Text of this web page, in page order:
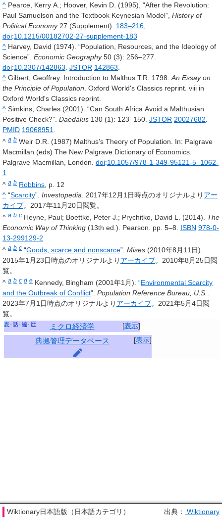
^ Pearce, Kerry A.; Hoover, Kevin D. (1995), “After the Revolution:
Paul Samuelson and the Textbook Keynesian Model”, History of
Political Economy 27 (Supplement): 183–216,
doi:10.1215/00182702-27-supplement-183
^ Harvey, David (1974). “Population, Resources, and the Ideology of
Science”. Economic Geography 50 (3): 256–277.
doi:10.2307/142863. JSTOR 142863.
^ Gilbert, Geoffrey. Introduction to Malthus T.R. 1798.An Essay on
the Principle of Population. Oxford World's Classics reprint. viii in
Oxford World's Classics reprint.
^ Simkins, Charles (2001). “Can South Africa Avoid a Malthusian
Positive Check?”. Daedalus 130 (1): 123–150. JSTOR 20027682.
PMID 19068951.
^ a b Weir D.R. (1987) Malthus's Theory of Population. In: Palgrave
Macmillan (eds) The New Palgrave Dictionary of Economics.
Palgrave Macmillan, London. doi:10.1057/978-1-349-95121-5_1062-
1
^ a b Robbins, p. 12
^ “Scarcity”. Investopedia. 2017年12月1日時点のオリジナルより アー
カイブ。2017年11月20日閲覧。
^ a b c Heyne, Paul; Boettke, Peter J.; Prychitko, David L. (2014). The
Economic Way of Thinking (13th ed.). Pearson. pp. 5–8. ISBN 978-0-
13-299129-2
^ a b c “Goods, scarce and nonscarce”. Mises (2010年8月11日).
2015年1月23日時点のオリジナルより アーカイブ。2010年8月25日閲
覧。
^ a b c d e Kennedy, Bingham (2001年1月). “Environmental Scarcity
and the Outbreak of Conflict”. Population Reference Bureau, U.S..
2023年7月1日時点のオリジナルより アーカイブ。2021年5月4日閲
覧。
[表示]
表 話 編 歴 ミクロ経済学
[表示]
典拠管理データベース
Wiktionary日本語版（日本語カテゴリ） 出典： Wiktionary